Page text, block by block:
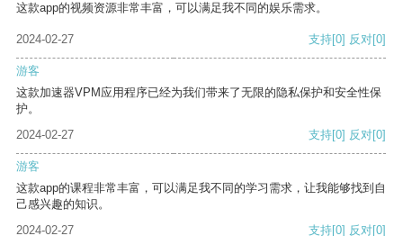
这款app的视频资源非常丰富，可以满足我不同的娱乐需求。
2024-02-27 支持[0] 反对[0]
游客
这款加速器VPM应用程序已经为我们带来了无限的隐私保护和安全性保
护。
2024-02-27
支持[0] 反对[0]
游客
这款app的课程非常丰富，可以满足我不同的学习需求，让我能够找到自
己感兴趣的知识。
2024-02-27
支持[0] 反对[0]